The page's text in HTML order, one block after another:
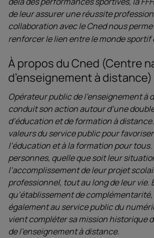
de leur assurer une réussite
collaboration avec le Cned nous
renforcer le lien entre le monde sportif
À propos du Cned (Centre
d’enseignement à distance)
Opérateur public de l’enseignement à
conduit son action autour d’une
d’éducation et de formation à
valeurs du service public pour favoriser
l’éducation et à la formation pour
personnes, quelle que soit leur
l’accomplissement de leur projet
professionnel, tout au long de leur vie.
qu’établissement de
également au service public du
vient compléter sa mission historique
de l’enseignement à distance.